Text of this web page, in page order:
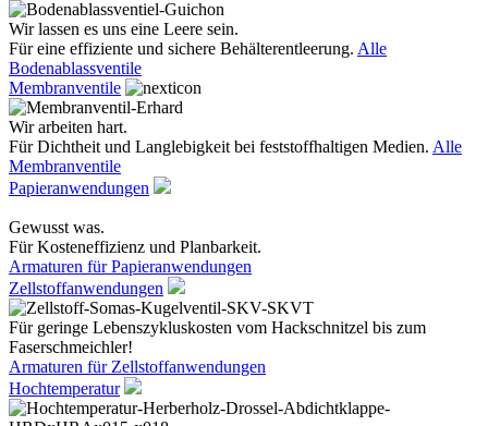
Wir lassen es uns eine Leere sein.
Für eine effiziente und sichere Behälterentleerung. Alle
Bodenablassventile
Membranventile
Wir arbeiten hart.
Für Dichtheit und Langlebigkeit bei feststoffhaltigen Medien. Alle
Membranventile
Papieranwendungen
Gewusst was.
Für Kosteneffizienz und Planbarkeit.
Armaturen für Papieranwendungen
Zellstoffanwendungen
Für geringe Lebenszykluskosten vom Hackschnitzel bis zum
Faserschmeichler!
Armaturen für Zellstoffanwendungen
Hochtemperatur